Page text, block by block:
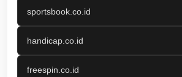
sportsbook.co.id
handicap.co.id
freespin.co.id